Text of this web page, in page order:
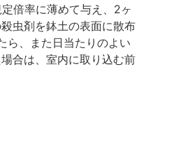
倍率に薄めて与え、2ヶ
虫剤を鉢土の表面に散布
ら、また日当たりのよい
合は、室内に取り込む前